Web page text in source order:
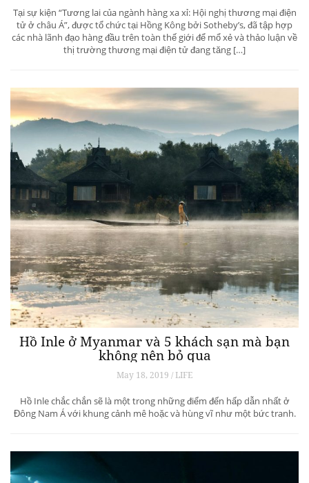
Tại sự kiện “Tương lai của ngành hàng xa xỉ: Hội nghị thương mại điện
tử ở châu Á”, được tổ chức tại Hồng Kông bởi Sotheby’s, đã tập hợp
các nhà lãnh đạo hàng đầu trên toàn thế giới để mổ xẻ và thảo luận về
thị trường thương mại điện tử đang tăng […]
Hồ Inle ở Myanmar và 5 khách sạn mà bạn
không nên bỏ qua
May 18, 2019 / LIFE
Hồ Inle chắc chắn sẽ là một trong những điểm đến hấp dẫn nhất ở
Đông Nam Á với khung cảnh mê hoặc và hùng vĩ như một bức tranh.